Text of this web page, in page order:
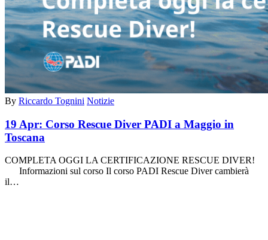
By Riccardo Tognini Notizie
19 Apr: Corso Rescue Diver PADI a Maggio in
Toscana
COMPLETA OGGI LA CERTIFICAZIONE RESCUE DIVER!
Informazioni sul corso Il corso PADI Rescue Diver cambierà
il…